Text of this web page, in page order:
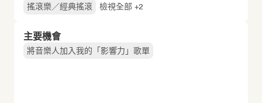
搖滾樂／經典搖滾
檢視全部 +2
主要機會
將音樂人加入我的「影響力」歌單